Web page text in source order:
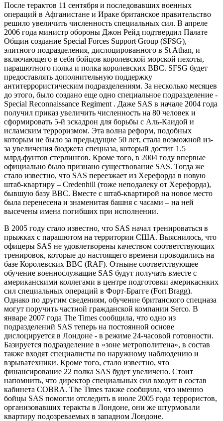
После терактов 11 сентября и последовавших военных
операций в Афганистане и Ираке британское правительство
решило увеличить численность специальных сил. В апреле
2006 года министр обороны Джон Рейд подтвердил Палате
Общин создание Special Forces Support Group (SFSG),
элитного подразделения, дислоцированного в St Athan, и
включающего в себя бойцов королевской морской пехоты,
парашютного полка и полка королевских ВВС. SFSG будет
предоставлять дополнительную поддержку
антитеррористическим подразделениям. За несколько месяцев
до этого, было создано еще одно специальное подразделение -
Special Reconnaissance Regiment . Даже SAS в начале 2004 года
получил приказ увеличить численность на 80 человек и
сформировать 5-й эскадрон для борьбы с Аль-Каидой и
исламским терроризмом. Эта волна реформ, подобных
которым не было за предыдущие 50 лет, стала возможной из-
за увеличения бюджета спецназа, который достиг 1.5
млрд.фунтов стерлингов. Кроме того, в 2004 году впервые
официально было признано существование SAS. Тогда же
стало известно, что SAS переезжает из Херефорда в новую
штаб-квартиру – Credenhill (тоже неподалеку от Херефорда),
бывшую базу ВВС. Вместе с штаб-квартирой на новое место
была перенесена и знаменитая башня с часами – на ней
высечены имена погибших при исполнении.
В 2005 году стало известно, что SAS начал тренироваться в
прыжках с парашютом на территории США. Выяснилось, что
офицеры SAS не удовлетворены качеством соответствующих
тренировок, которые до настоящего времени проводились на
базе Королевских BBC (RAF). Отныне соответствующее
обучение военнослужащие SAS будут получать вместе с
американскими коллегами в центре подготовки америкаснких
сил специальных операций в Форт-Брагге (Fort Bragg).
Однако по другим сведениям, обучение британского спецназа
могут поручить частной гражданской компании Serco. В
январе 2007 года The Times сообщила, что одно из
подразделений SAS теперь на постоянной основе
дислоцируется в Лондоне - в режиме 24-часовой готовности.
Базируется подразделение в «зоне метрополитена», в состав
также входят специалисты по наружному наблюдению и
взрыватехники. Кроме того, стало известно, что
финансирование 22 полка SAS будет увеличено. Стоит
напомнить, что директор специальных сил входит в состав
кабинета COBRA. The Times также сообщила, что именно
бойцы SAS помогли отследить в июле 2005 года террористов,
организовавших теракты в Лондоне, они же штурмовали
квартиру подозреваемых в западном Лондоне.